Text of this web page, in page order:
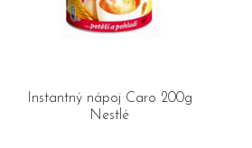
Instantný nápoj Caro 200g
Nestlé